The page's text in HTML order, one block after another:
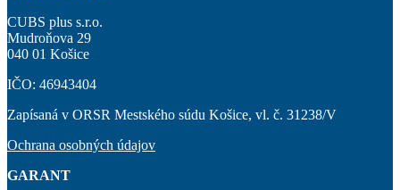
CUBS plus s.r.o.
Mudroňova 29
040 01 Košice
IČO: 46943404
Zapísaná v ORSR Mestského súdu Košice, vl. č. 31238/V
Ochrana osobných údajov
GARANT